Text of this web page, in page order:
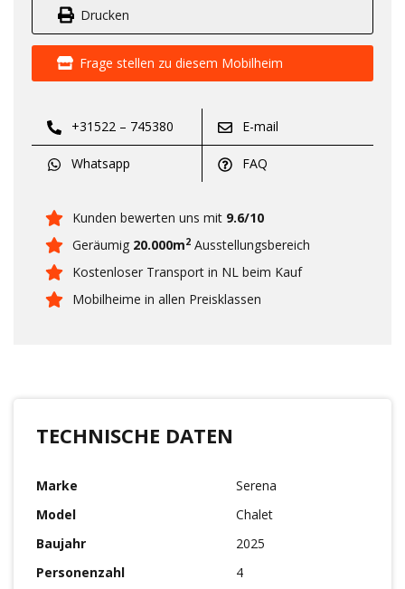
Drucken
Frage stellen zu diesem Mobilheim
+31522 – 745380 E-mail
Whatsapp FAQ
Kunden bewerten uns mit 9.6/10
Geräumig 20.000m2 Ausstellungsbereich
Kostenloser Transport in NL beim Kauf
Mobilheime in allen Preisklassen
TECHNISCHE DATEN
Marke
Serena
Model
Chalet
Baujahr
2025
Personenzahl
4